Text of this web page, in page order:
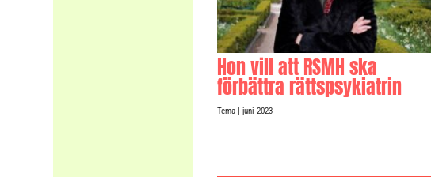
Hon vill att RSMH ska
förbättra rättspsykiatrin
Tema| juni 2023